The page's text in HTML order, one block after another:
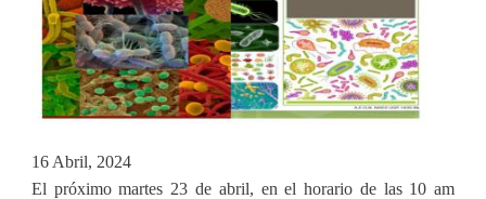
16 Abril, 2024
El próximo martes 23 de abril, en el horario de las 10 am